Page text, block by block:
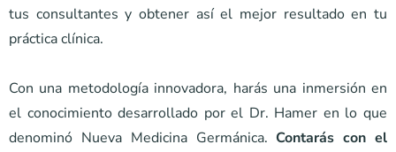
tus consultantes y obtener así el mejor resultado en tu
práctica clínica.
Con una metodología innovadora, harás una inmersión en
el conocimiento desarrollado por el Dr. Hamer en lo que
denominó Nueva Medicina Germánica.Contarás con el